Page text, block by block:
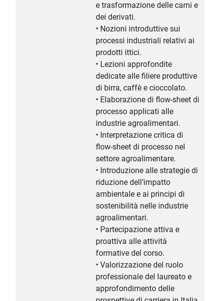
e trasformazione delle carni e
dei derivati.
• Nozioni introduttive sui
processi industriali relativi ai
prodotti ittici.
• Lezioni approfondite
dedicate alle filiere produttive
di birra, caffè e cioccolato.
• Elaborazione di flow-sheet di
processo applicati alle
industrie agroalimentari.
• Interpretazione critica di
flow-sheet di processo nel
settore agroalimentare.
• Introduzione alle strategie di
riduzione dell’impatto
ambientale e ai principi di
sostenibilità nelle industrie
agroalimentari.
• Partecipazione attiva e
proattiva alle attività
formative del corso.
• Valorizzazione del ruolo
professionale del laureato e
approfondimento delle